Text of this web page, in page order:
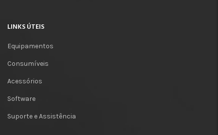
LINKS ÚTEIS
Equipamentos
Consumíveis
Acessórios
Software
Suporte e Assistência